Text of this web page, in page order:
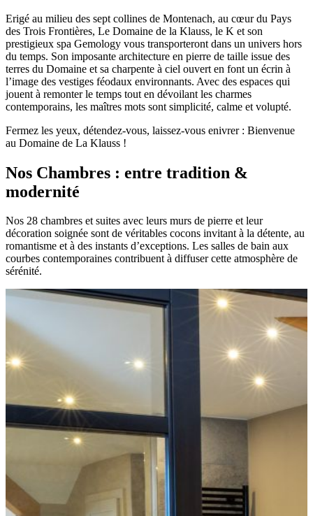
Erigé au milieu des sept collines de Montenach, au cœur du Pays
des Trois Frontières, Le Domaine de la Klauss, le K et son
prestigieux spa Gemology vous transporteront dans un univers hors
du temps. Son imposante architecture en pierre de taille issue des
terres du Domaine et sa charpente à ciel ouvert en font un écrin à
l’image des vestiges féodaux environnants. Avec des espaces qui
jouent à remonter le temps tout en dévoilant les charmes
contemporains, les maîtres mots sont simplicité, calme et volupté.
Fermez les yeux, détendez-vous, laissez-vous enivrer : Bienvenue
au Domaine de La Klauss !
Nos Chambres : entre tradition &
modernité
Nos 28 chambres et suites avec leurs murs de pierre et leur
décoration soignée sont de véritables cocons invitant à la détente, au
romantisme et à des instants d’exceptions. Les salles de bain aux
courbes contemporaines contribuent à diffuser cette atmosphère de
sérénité.